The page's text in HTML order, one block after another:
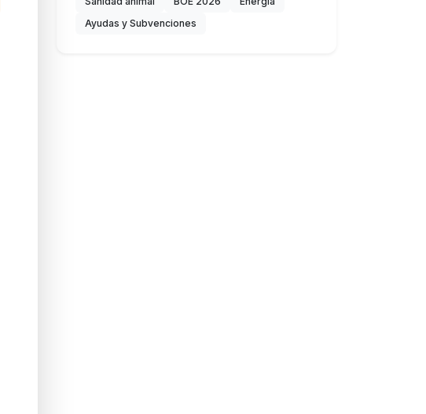
Ayudas y Subvenciones